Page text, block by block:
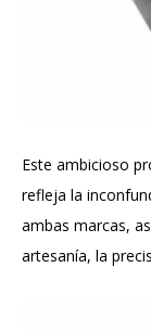
Este ambicioso
refleja la
ambas marcas,
artesanía, la